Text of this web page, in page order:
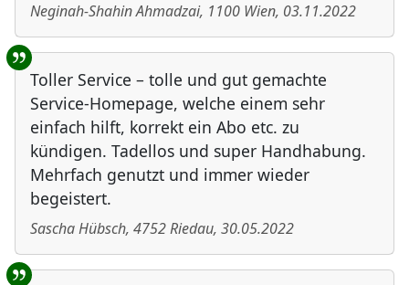
Neginah-Shahin Ahmadzai, 1100 Wien, 03.11.2022
Toller Service – tolle und gut gemachte
Service-Homepage, welche einem sehr
einfach hilft, korrekt ein Abo etc. zu
kündigen. Tadellos und super Handhabung.
Mehrfach genutzt und immer wieder
begeistert.
Sascha Hübsch, 4752Riedau, 30.05.2022